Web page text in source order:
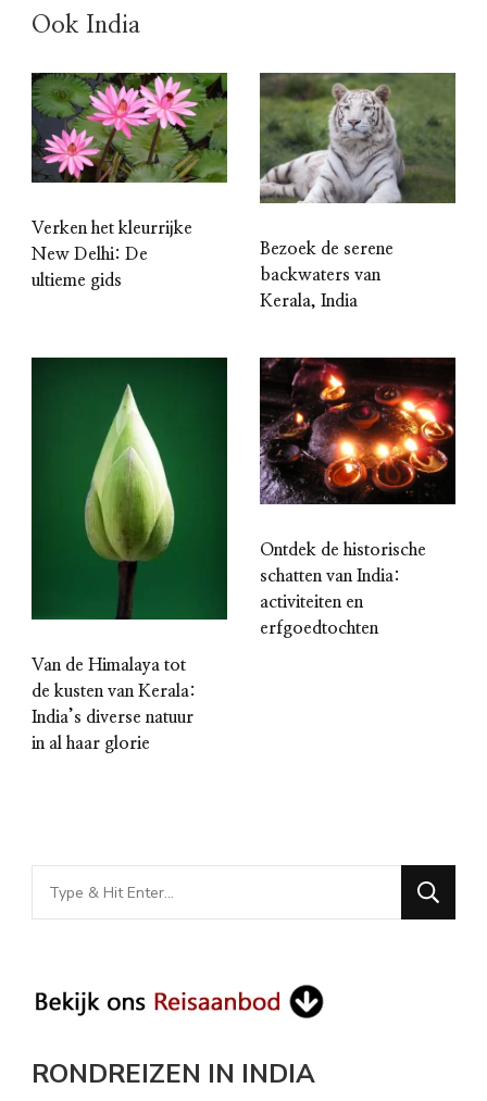
Ook India
Verken het kleurrijke
New Delhi: De
ultieme gids
Bezoek de serene
backwaters van
Kerala, India
Van de Himalaya tot
de kusten van Kerala:
India’s diverse natuur
in al haar glorie
Ontdek de historische
schatten van India:
activiteiten en
erfgoedtochten
Looking
for
RONDREIZEN IN INDIA